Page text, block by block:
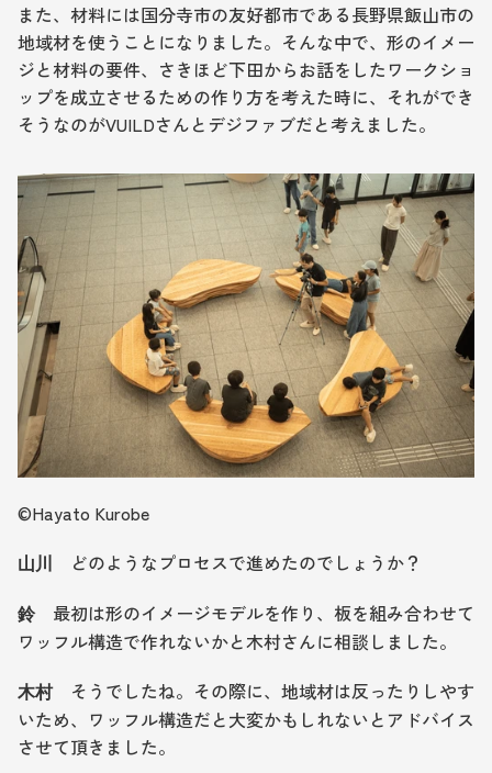
また、材料には国分寺市の友好都市である長野県飯山市の
地域材を使うことになりました。そんな中で、形のイメー
ジと材料の要件、さきほど下田からお話をしたワークショ
ップを成立させるための作り方を考えた時に、それができ
そうなのがVUILDさんとデジファブだと考えました。
©︎Hayato Kurobe
山川 どのようなプロセスで進めたのでしょうか？
鈴 最初は形のイメージモデルを作り、板を組み合わせて
ワッフル構造で作れないかと木村さんに相談しました。
木村 そうでしたね。その際に、地域材は反ったりしやす
いため、ワッフル構造だと大変かもしれないとアドバイス
させて頂きました。